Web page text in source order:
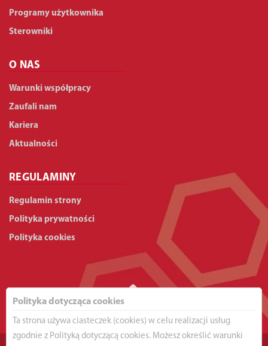
Programy użytkownika
Sterowniki
O NAS
Warunki współpracy
Zaufali nam
Kariera
Aktualności
REGULAMINY
Regulamin strony
Polityka prywatności
Polityka cookies
Polityka dotycząca cookies
Ta strona używa ciasteczek (cookies) w celu realizacji usług
zgodnie z Polityką dotyczącą cookies. Możesz określić warunki